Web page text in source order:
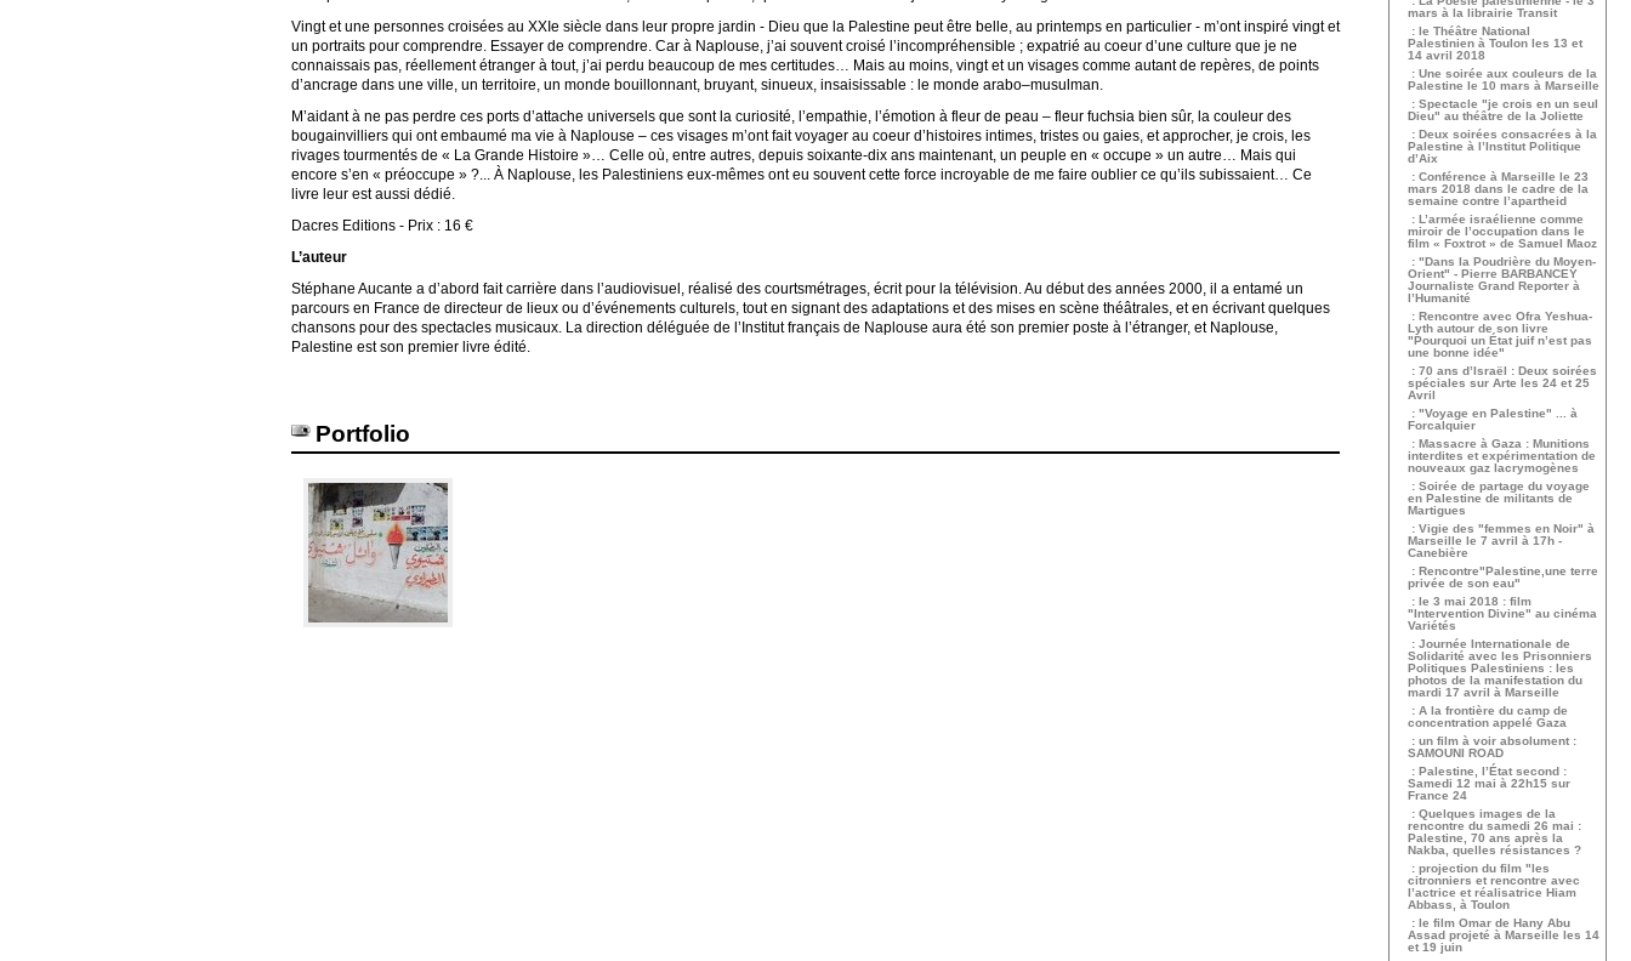
Vingt et une personnes croisées au XXIe siècle dans leur propre jardin - Dieu que la Palestine peut être belle, au printemps en particulier - m’ont inspiré vingt et
un portraits pour comprendre. Essayer de comprendre. Car à Naplouse, j’ai souvent croisé l’incompréhensible ; expatrié au coeur d’une culture que je ne
connaissais pas, réellement étranger à tout, j’ai perdu beaucoup de mes certitudes… Mais au moins, vingt et un visages comme autant de repères, de points
d’ancrage dans une ville, un territoire, un monde bouillonnant, bruyant, sinueux, insaisissable : le monde arabo–musulman.
M’aidant à ne pas perdre ces ports d’attache universels que sont la curiosité, l’empathie, l’émotion à fleur de peau – fleur fuchsia bien sûr, la couleur des
bougainvilliers qui ont embaumé ma vie à Naplouse – ces visages m’ont fait voyager au coeur d’histoires intimes, tristes ou gaies, et approcher, je crois, les
rivages tourmentés de « La Grande Histoire »… Celle où, entre autres, depuis soixante-dix ans maintenant, un peuple en « occupe » un autre… Mais qui
encore s’en « préoccupe » ?... À Naplouse, les Palestiniens eux-mêmes ont eu souvent cette force incroyable de me faire oublier ce qu’ils subissaient… Ce
livre leur est aussi dédié.
Dacres Editions - Prix : 16 €
L’auteur
Stéphane Aucante a d’abord fait carrière dans l’audiovisuel, réalisé des courtsmétrages, écrit pour la télévision. Au début des années 2000, il a entamé un
parcours en France de directeur de lieux ou d’événements culturels, tout en signant des adaptations et des mises en scène théâtrales, et en écrivant quelques
chansons pour des spectacles musicaux. La direction déléguée de l’Institut français de Naplouse aura été son premier poste à l’étranger, et Naplouse,
Palestine est son premier livre édité.
Portfolio
mars à la librairie Transit
: le Théâtre National
Palestinien à Toulon les 13 et
14 avril 2018
: Une soirée aux couleurs de la
Palestine le 10 mars à Marseille
: Spectacle "je crois en un seul
Dieu" au théâtre de la Joliette
: Deux soirées consacrées à la
Palestine à l’Institut Politique
d’Aix
: Conférence à Marseille le 23
mars 2018 dans le cadre de la
semaine contre l’apartheid
: L’armée israélienne comme
miroir de l’occupation dans le
film « Foxtrot » de Samuel Maoz
: "Dans la Poudrière du Moyen-
Orient" - Pierre BARBANCEY
Journaliste Grand Reporter à
l’Humanité
: Rencontre avec Ofra Yeshua-
Lyth autour de son livre
"Pourquoi un État juif n’est pas
une bonne idée"
: 70 ans d’Israël : Deux soirées
spéciales sur Arte les 24 et 25
Avril
: "Voyage en Palestine" ... à
Forcalquier
: Massacre à Gaza : Munitions
interdites et expérimentation de
nouveaux gaz lacrymogènes
: Soirée de partage du voyage
en Palestine de militants de
Martigues
: Vigie des "femmes en Noir" à
Marseille le 7 avril à 17h -
Canebière
: Rencontre"Palestine,une terre
privée de son eau"
: le 3 mai 2018 : film
"Intervention Divine" au cinéma
Variétés
: Journée Internationale de
Solidarité avec les Prisonniers
Politiques Palestiniens : les
photos de la manifestation du
mardi 17 avril à Marseille
: A la frontière du camp de
concentration appelé Gaza
: un film à voir absolument :
SAMOUNI ROAD
: Palestine, l’État second :
Samedi 12 mai à 22h15 sur
France 24
: Quelques images de la
rencontre du samedi 26 mai :
Palestine, 70 ans après la
Nakba, quelles résistances ?
: projection du film "les
citronniers et rencontre avec
l’actrice et réalisatrice Hiam
Abbass, à Toulon
: le film Omar de Hany Abu
Assad projeté à Marseille les 14
et 19 juin